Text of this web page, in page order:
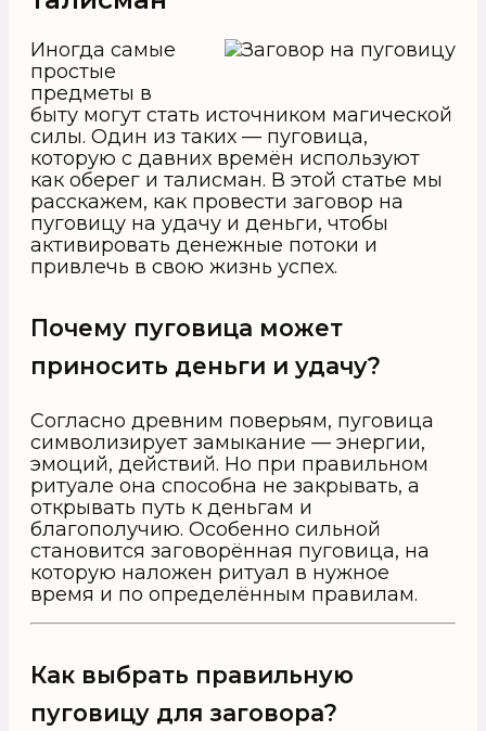
Иногда самые
простые
предметы в
быту могут стать источником магической
силы. Один из таких — пуговица,
которую с давних времён используют
как оберег и талисман. В этой статье мы
расскажем, как провести заговор на
пуговицу на удачу и деньги, чтобы
активировать денежные потоки и
привлечь в свою жизнь успех.
Почему пуговица может
приносить деньги и удачу?
Согласно древним поверьям, пуговица
символизирует замыкание — энергии,
эмоций, действий. Но при правильном
ритуале она способна не закрывать, а
открывать путь к деньгам и
благополучию. Особенно сильной
становится заговорённая пуговица, на
которую наложен ритуал в нужное
время и по определённым правилам.
Как выбрать правильную
пуговицу для заговора?